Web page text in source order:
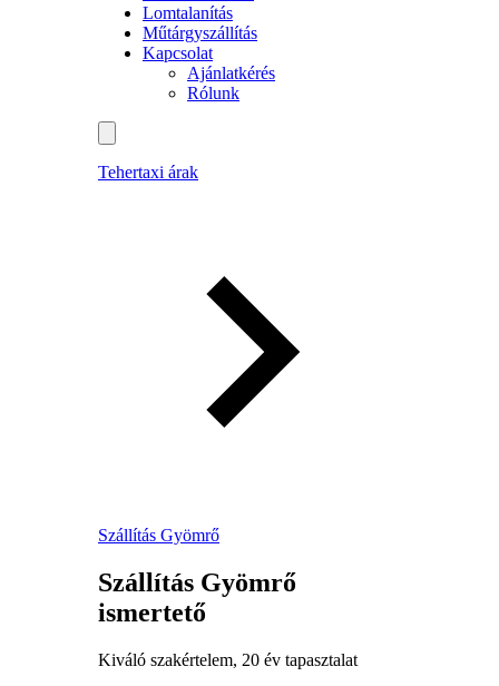
Lomtalanítás
Műtárgyszállítás
Kapcsolat
Ajánlatkérés
Rólunk
Tehertaxi árak
Szállítás Gyömrő
Szállítás Gyömrő
ismertető
Kiváló szakértelem, 20 év tapasztalat